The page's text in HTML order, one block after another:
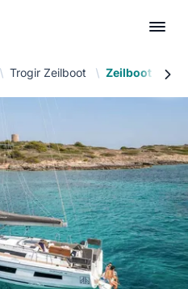
(UK)
(US)
Trogir Zeilboot Zeilboot